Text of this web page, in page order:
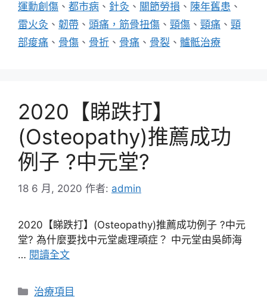
運勳創傷 、 都市病 、 針灸 、 關節勞損 、 陳年舊患 、
雷火灸 、 韌帶 、 頭痛，筋骨扭傷 、 頸傷 、 頸痛 、 頸
部痠痛 、 骨傷 、 骨折 、 骨痛 、 骨裂 、 髗骶治療
2020【睇跌打】
(Osteopathy)推薦成功
例子 ?中元堂?
18 6 月, 2020 作者: admin
2020【睇跌打】(Osteopathy)推薦成功例子 ?中元
堂? 為什麼要找中元堂處理頑症？ 中元堂由吳師海
… 閱讀全文
分
治療項目